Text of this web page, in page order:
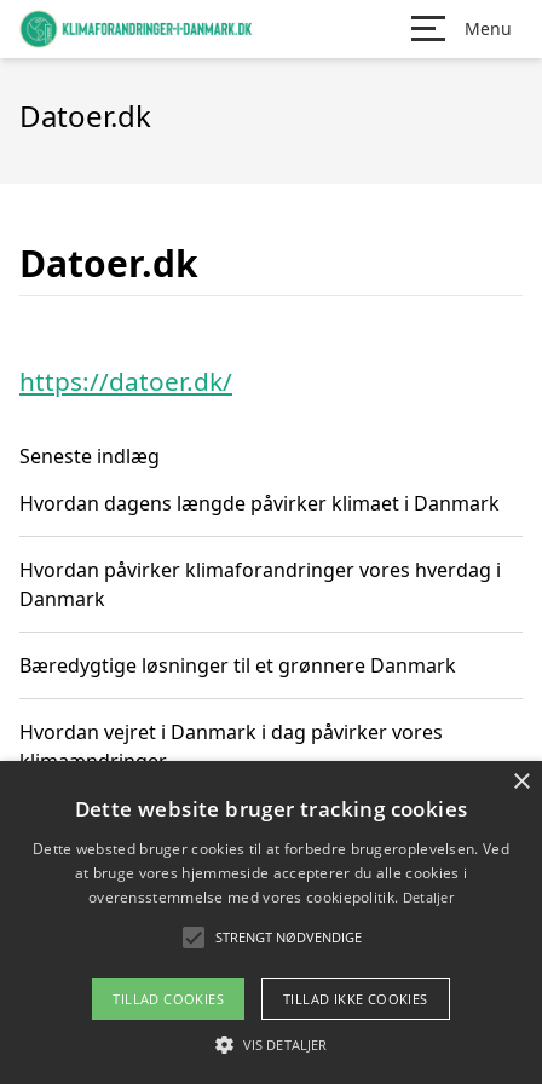
Menu
Datoer.dk
Datoer.dk
https://datoer.dk/
Seneste indlæg
Hvordan dagens længde påvirker klimaet i Danmark
Hvordan påvirker klimaforandringer vores hverdag i
Danmark
Bæredygtige løsninger til et grønnere Danmark
Hvordan vejret i Danmark i dag påvirker vores
klimaændringer
Hvordan klimaændringer påvirker danske unges
gaveønsker
Om / kontakt
Blog Betingelser
×
Dette website bruger tracking cookies
Dette websted bruger cookies til at forbedre brugeroplevelsen. Ved
at bruge vores hjemmeside accepterer du alle cookies i
overensstemmelse med vores cookiepolitik. Detaljer
STRENGT NØDVENDIGE
TILLAD COOKIES TILLAD IKKE COOKIES
VIS DETALJER